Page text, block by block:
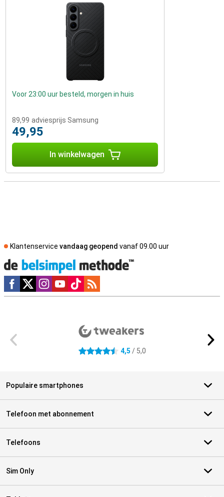
Voor 23:00 uur besteld, morgen in huis
89,99 adviesprijs Samsung
49,95
In winkelwagen
Klantenservice vandaag geopend vanaf 09.00 uur
Social media
4.5 sterren 4,5 / 5,0
Populaire smartphones
Telefoon met abonnement
Telefoons
Sim Only